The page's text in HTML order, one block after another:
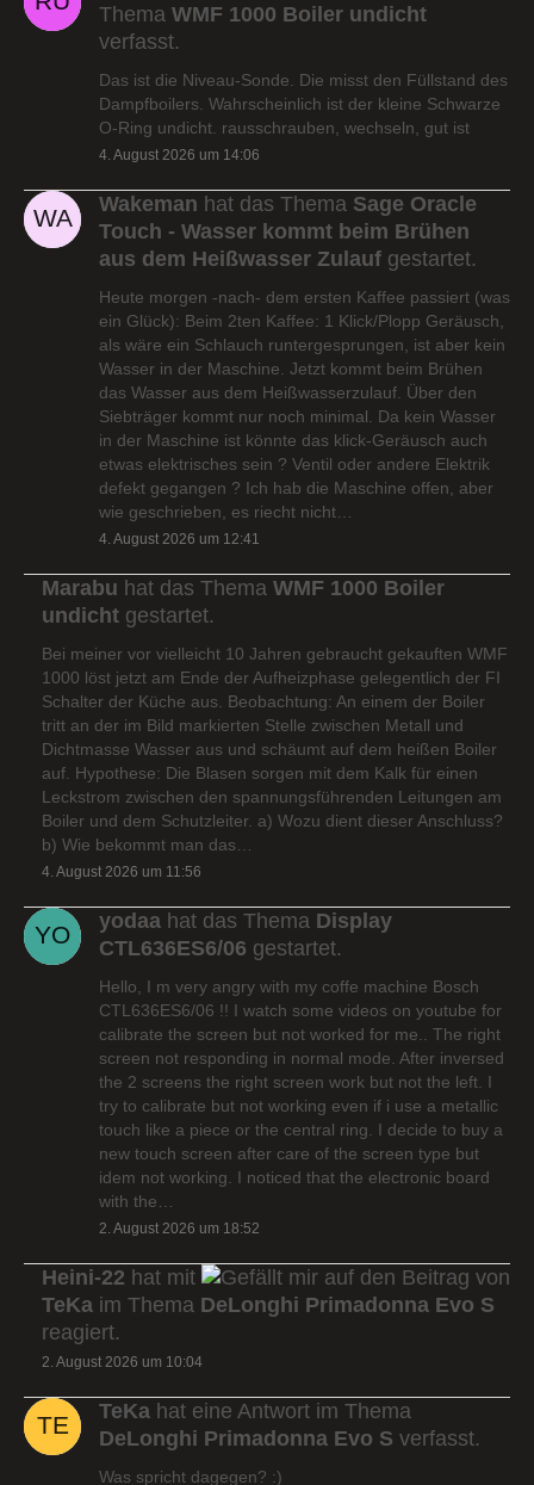
Thema WMF 1000 Boiler undicht
verfasst.
Das ist die Niveau-Sonde. Die misst den Füllstand des
Dampfboilers. Wahrscheinlich ist der kleine Schwarze
O-Ring undicht. rausschrauben, wechseln, gut ist
4. August 2026 um 14:06
Wakeman hat das Thema Sage Oracle
Touch - Wasser kommt beim Brühen
aus dem Heißwasser Zulauf gestartet.
Heute morgen -nach- dem ersten Kaffee passiert (was
ein Glück): Beim 2ten Kaffee: 1 Klick/Plopp Geräusch,
als wäre ein Schlauch runtergesprungen, ist aber kein
Wasser in der Maschine. Jetzt kommt beim Brühen
das Wasser aus dem Heißwasserzulauf. Über den
Siebträger kommt nur noch minimal. Da kein Wasser
in der Maschine ist könnte das klick-Geräusch auch
etwas elektrisches sein ? Ventil oder andere Elektrik
defekt gegangen ? Ich hab die Maschine offen, aber
wie geschrieben, es riecht nicht…
4. August 2026 um 12:41
Marabu hat das Thema WMF 1000 Boiler
undicht gestartet.
Bei meiner vor vielleicht 10 Jahren gebraucht gekauften WMF
1000 löst jetzt am Ende der Aufheizphase gelegentlich der FI
Schalter der Küche aus. Beobachtung: An einem der Boiler
tritt an der im Bild markierten Stelle zwischen Metall und
Dichtmasse Wasser aus und schäumt auf dem heißen Boiler
auf. Hypothese: Die Blasen sorgen mit dem Kalk für einen
Leckstrom zwischen den spannungsführenden Leitungen am
Boiler und dem Schutzleiter. a) Wozu dient dieser Anschluss?
b) Wie bekommt man das…
4. August 2026 um 11:56
yodaa hat das Thema Display
CTL636ES6/06 gestartet.
Hello, I m very angry with my coffe machine Bosch
CTL636ES6/06 !! I watch some videos on youtube for
calibrate the screen but not worked for me.. The right
screen not responding in normal mode. After inversed
the 2 screens the right screen work but not the left. I
try to calibrate but not working even if i use a metallic
touch like a piece or the central ring. I decide to buy a
new touch screen after care of the screen type but
idem not working. I noticed that the electronic board
with the…
2. August 2026 um 18:52
Heini-22 hat mit
auf den Beitrag von
TeKa im Thema DeLonghi Primadonna Evo S
reagiert.
2. August 2026 um 10:04
TeKa hat eine Antwort im Thema
DeLonghi Primadonna Evo S verfasst.
Was spricht dagegen? :)